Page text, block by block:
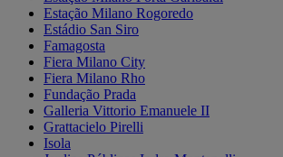
Estação Milano Rogoredo
Estádio San Siro
Famagosta
Fiera Milano City
Fiera Milano Rho
Fundação Prada
Galleria Vittorio Emanuele II
Grattacielo Pirelli
Isola